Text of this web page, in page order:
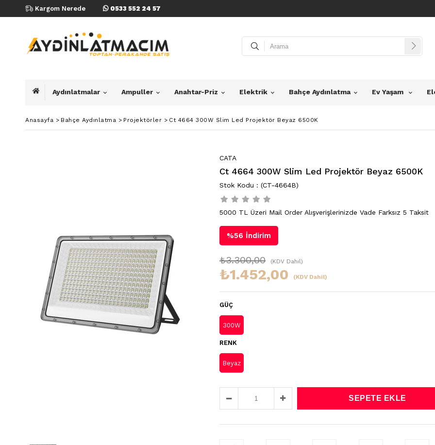
Kargom Nerede 0533 552 24 57
Aydınlatmalar Ampuller Anahtar-Priz Elektrik Bahçe Aydınlatma Ev Yaşam
Anasayfa > Bahçe Aydınlatma > Projektörler > Ct 4664 300W Slim Led Projektör Beyaz 6500K
CATA
Ct 4664 300W Slim Led Projektör Beyaz 6500K
(CT-4664B)
5000 TL Üzeri Mail Order Alışverişlerinizde Vade Farksız 5 Taksit
%56 İndirim
₺3.300,00 (KDV Dahil)
₺1.452,00 (KDV Dahil)
GÜÇ
300W
RENK
Beyaz